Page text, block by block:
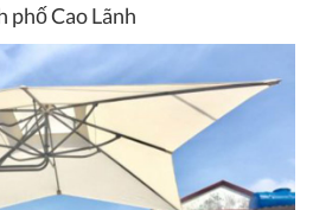
phố Cao Lãnh